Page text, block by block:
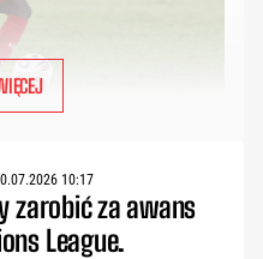
10:17
zarobić za awans
League.